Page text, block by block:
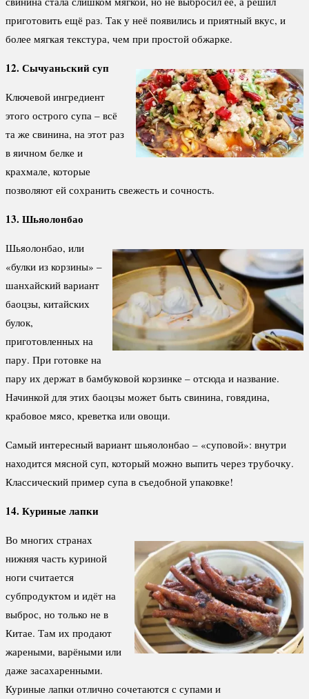
приготовить ещё раз. Так у неё появились и приятный вкус, и
более мягкая текстура, чем при простой обжарке.
12. Сычуаньский суп
Ключевой ингредиент
этого острого супа – всё
та же свинина, на этот раз
в яичном белке и
крахмале, которые
позволяют ей сохранить свежесть и сочность.
13. Шьяолонбао
Шьяолонбао, или
«булки из корзины» –
шанхайский вариант
баоцзы, китайских
булок,
приготовленных на
пару. При готовке на
пару их держат в бамбуковой корзинке – отсюда и название.
Начинкой для этих баоцзы может быть свинина, говядина,
крабовое мясо, креветка или овощи.
Самый интересный вариант шьяолонбао – «суповой»: внутри
находится мясной суп, который можно выпить через трубочку.
Классический пример супа в съедобной упаковке!
14. Куриные лапки
Во многих странах
нижняя часть куриной
ноги считается
субпродуктом и идёт на
выброс, но только не в
Китае. Там их продают
жареными, варёными или
даже засахаренными.
Куриные лапки отлично сочетаются с супами и